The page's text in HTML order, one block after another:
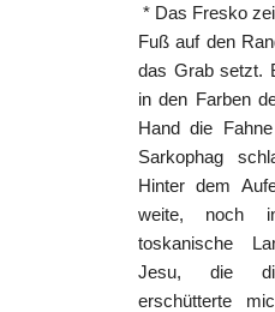
* Das Fresko
Fuß auf den
das Grab setzt.
in den Farben
Hand die
Sarkophag
Hinter dem
weite, noch
toskanische
Jesu, die
erschütterte